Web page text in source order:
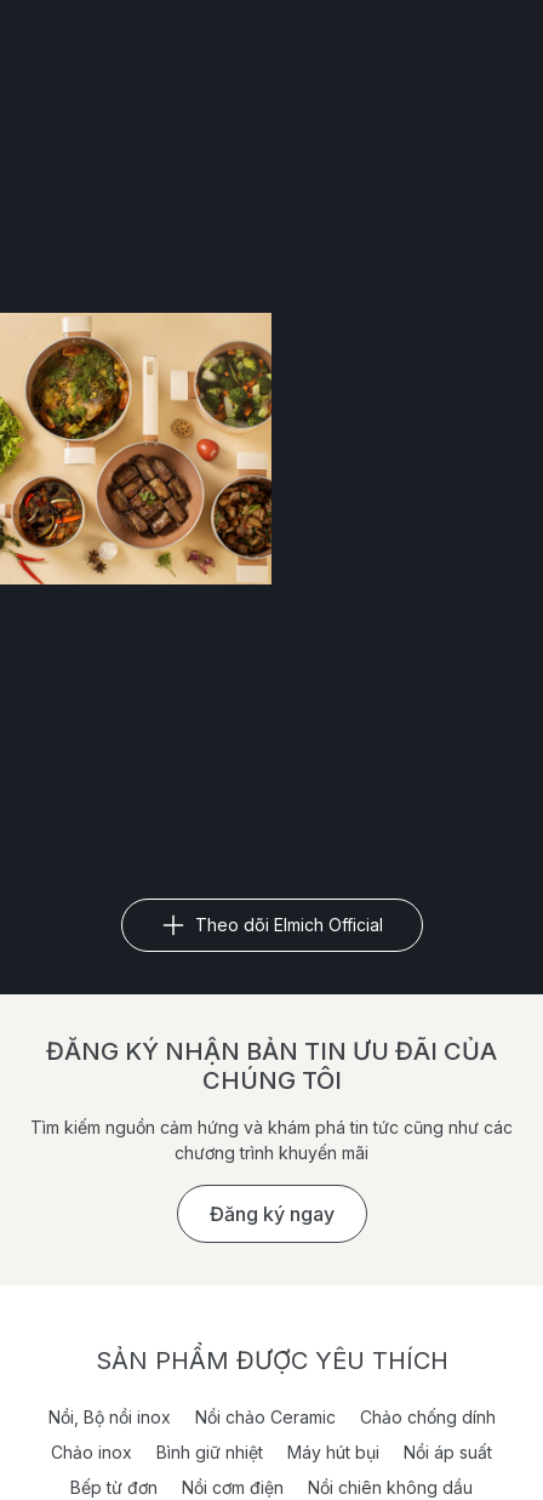
Theo dõi Elmich Official
ĐĂNG KÝ NHẬN BẢN TIN ƯU ĐÃI CỦA
CHÚNG TÔI
Tìm kiếm nguồn cảm hứng và khám phá tin tức cũng như các
chương trình khuyến mãi
Đăng ký ngay
SẢN PHẨM ĐƯỢC YÊU THÍCH
Nồi, Bộ nồi inox Nồi chảo Ceramic
Chảo chống dính
Chảo inox
Bình giữ nhiệt Máy hút bụi
Nồi áp suất
Bếp từ đơn
Nồi cơm điện
Nồi chiên không dầu